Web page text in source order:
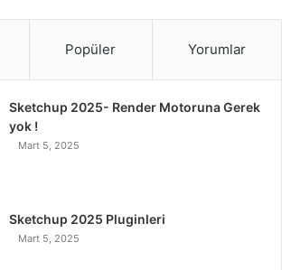
k
e
n
T
u
b
s
t
a
a
Popüler Yorumlar
Sketchup 2025- Render Motoruna Gerek
yok !
Mart 5, 2025
Sketchup 2025 Pluginleri
Mart 5, 2025